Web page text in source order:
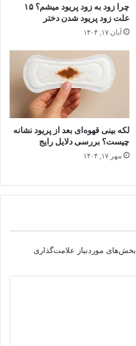
چرا زود به زود پریود میشم؟ ۱۵
علت زود پریود شدن دختر
آبان ۱۷, ۱۴۰۴
لکه‌ بینی قهوه‌ای بعد از پریود نشانه
چیست؟ بررسی دلایل رایج
مهر ۱۷, ۱۴۰۴
بخش‌های موردنیاز علامت‌گذاری